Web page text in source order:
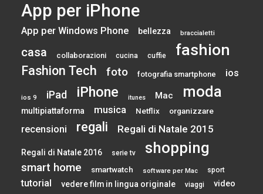
App per iPhone
App per Windows Phone bellezza braccialetti
casa collaborazioni cucina cuffie fashion
Fashion Tech foto fotografia smartphone ios
ios 9 iPad iPhone itunes Mac moda
multipiattaforma musica Netflix organizzare
recensioni regali Regali di Natale 2015
Regali di Natale 2016 serie tv shopping
smart home smartwatch software per Mac sport
tutorial vedere film in lingua originale viaggi video